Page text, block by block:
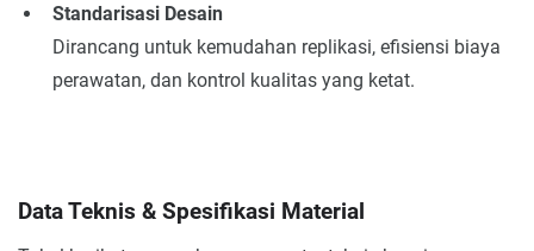
Standarisasi Desain
Dirancang untuk kemudahan replikasi, efisiensi biaya
perawatan, dan kontrol kualitas yang ketat.
Data Teknis & Spesifikasi Material